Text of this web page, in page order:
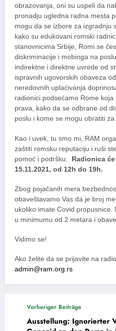
obrazovanja, oni su uspeli da
pronadju ugledna radna mesta
mogu da se izbore za izgradnju
kako su edukovani romski
stanovnicima Srbije, Romi se
diskriminacije i mobinga na
indirektne i direktne uvrede od
ispravnih ugovorskih obaveza
neredovnih uplaćivanja
radionici podsećamo Rome
prava, kako da se odbrane od
poslu i kome se mogu obratiti
Kao i uvek, tu smo mi, RAM
zaštiti romsku reputaciju i ruši
pomoć i podršku. Radionica
15.11.2021, od 12h do 19h.
Zbog pojačanih mera
obaveštavamo Vas da je broj
ukoliko imate Covid
u minimumu od 2 metara i
Vidimo se!
Ako želite da se prijavite na
admin@ram.org.rs
Vorheriger Beiträge
Ausstellung: Ignorierter